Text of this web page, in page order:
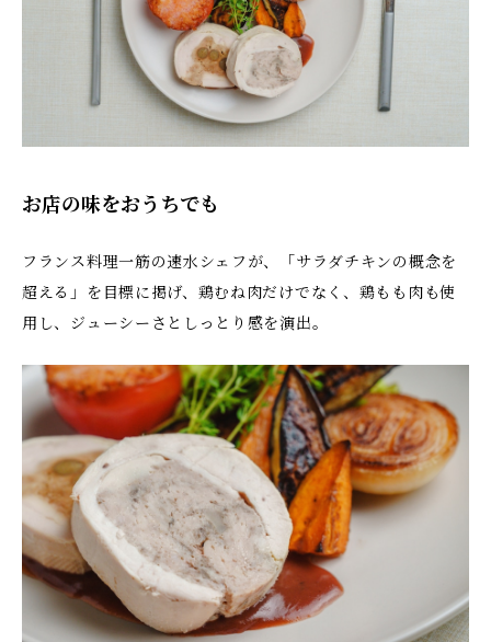
お店の味をおうちでも
フランス料理一筋の速水シェフが、「サラダチキンの概念を
超える」を目標に掲げ、鶏むね肉だけでなく、鶏もも肉も使
用し、ジューシーさとしっとり感を演出。